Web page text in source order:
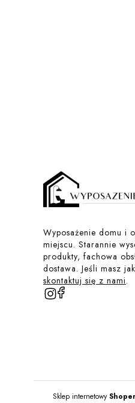
Wyposażenie domu i
miejscu. Starannie
produkty, fachowa
dostawa. Jeśli masz
skontaktuj się z nami.
Sklep internetowy